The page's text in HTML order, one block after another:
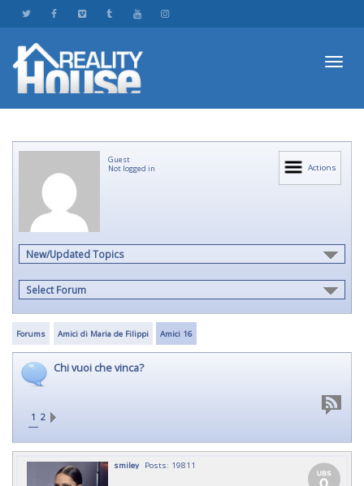
Actions
Guest
Not logged in
New/Updated Topics
Select Forum
Forums Amici di Maria de Filippi Amici 16
Chi vuoi che vinca?
1 2
smiley Posts: 19811